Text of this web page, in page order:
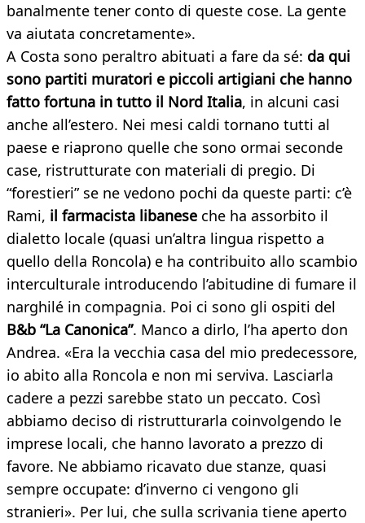
banalmente tener conto di queste cose. La gente
va aiutata concretamente».
A Costa sono peraltro abituati a fare da sé: da qui
sono partiti muratori e piccoli artigiani che hanno
fatto fortuna in tutto il Nord Italia, in alcuni casi
anche all’estero. Nei mesi caldi tornano tutti al
paese e riaprono quelle che sono ormai seconde
case, ristrutturate con materiali di pregio. Di
“forestieri” se ne vedono pochi da queste parti: c’è
Rami, il farmacista libanese che ha assorbito il
dialetto locale (quasi un’altra lingua rispetto a
quello della Roncola) e ha contribuito allo scambio
interculturale introducendo l’abitudine di fumare il
narghilé in compagnia. Poi ci sono gli ospiti del
B&b “La Canonica”. Manco a dirlo, l’ha aperto don
Andrea. «Era la vecchia casa del mio predecessore,
io abito alla Roncola e non mi serviva. Lasciarla
cadere a pezzi sarebbe stato un peccato. Così
abbiamo deciso di ristrutturarla coinvolgendo le
imprese locali, che hanno lavorato a prezzo di
favore. Ne abbiamo ricavato due stanze, quasi
sempre occupate: d’inverno ci vengono gli
stranieri». Per lui, che sulla scrivania tiene aperto